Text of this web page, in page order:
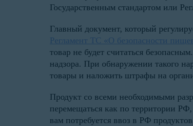
Государственным стандартом или
Главный документ, который
Регламент ТС «О безопасности
товар не будет считаться
надзора. При обнаружении такого
товары и наложить штрафы на
Продукт со всеми необходимыми
перемещаться как по территории
вам потребуется ввоз в РФ